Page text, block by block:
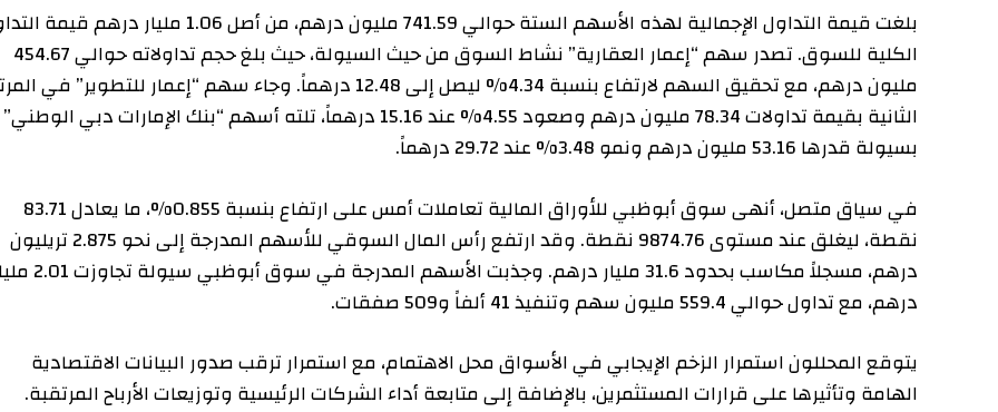
بلغت قيمة التداول الإجمالية لهذه الأسهم الستة حوالي 741.59 مليون درهم، من أصل 1.06 مليار درهم قيمة التداول
الكلية للسوق. تصدر سهم “إعمار العقارية” نشاط السوق من حيث السيولة، حيث بلغ حجم تداولاته حوالي 454.67
مليون درهم، مع تحقيق السهم لارتفاع بنسبة 4.34% ليصل إلى 12.48 درهماً. وجاء سهم “إعمار للتطوير” في المرتبة
الثانية بقيمة تداولات 78.34 مليون درهم وصعود 4.55% عند 15.16 درهماً، تلته أسهم “بنك الإمارات دبي الوطني”
بسيولة قدرها 53.16 مليون درهم ونمو 3.48% عند 29.72 درهماً.
في سياق متصل، أنهى سوق أبوظبي للأوراق المالية تعاملات أمس على ارتفاع بنسبة 0.855%، ما يعادل 83.71
نقطة، ليغلق عند مستوى 9874.76 نقطة. وقد ارتفع رأس المال السوقي للأسهم المدرجة إلى نحو 2.875 تريليون
درهم، مسجلاً مكاسب بحدود 31.6 مليار درهم. وجذبت الأسهم المدرجة في سوق أبوظبي سيولة تجاوزت 2.01 مليار
درهم، مع تداول حوالي 559.4 مليون سهم وتنفيذ 41 ألفاً و509 صفقات.
يتوقع المحللون استمرار الزخم الإيجابي في الأسواق محل الاهتمام، مع استمرار ترقب صدور البيانات الاقتصادية
الهامة وتأثيرها على قرارات المستثمرين، بالإضافة إلى متابعة أداء الشركات الرئيسية وتوزيعات الأرباح المرتقبة.